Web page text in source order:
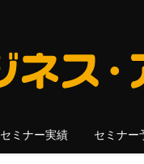
セミナー実績 セミナー